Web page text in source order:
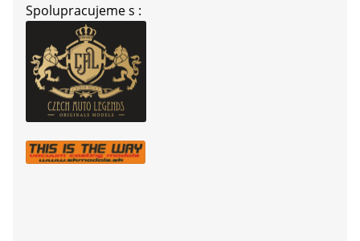
Spolupracujeme s :